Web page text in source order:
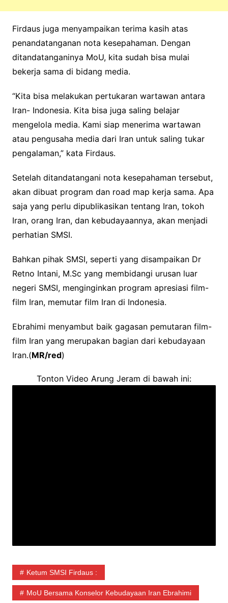
Firdaus juga menyampaikan terima kasih atas
penandatanganan nota kesepahaman. Dengan
ditandatanganinya MoU, kita sudah bisa mulai
bekerja sama di bidang media.
“Kita bisa melakukan pertukaran wartawan antara
Iran- Indonesia. Kita bisa juga saling belajar
mengelola media. Kami siap menerima wartawan
atau pengusaha media dari Iran untuk saling tukar
pengalaman,” kata Firdaus.
Setelah ditandatangani nota kesepahaman tersebut,
akan dibuat program dan road map kerja sama. Apa
saja yang perlu dipublikasikan tentang Iran, tokoh
Iran, orang Iran, dan kebudayaannya, akan menjadi
perhatian SMSI.
Bahkan pihak SMSI, seperti yang disampaikan Dr
Retno Intani, M.Sc yang membidangi urusan luar
negeri SMSI, menginginkan program apresiasi film-
film Iran, memutar film Iran di Indonesia.
Ebrahimi menyambut baik gagasan pemutaran film-
film Iran yang merupakan bagian dari kebudayaan
Iran.(MR/red)
Tonton Video Arung Jeram di bawah ini:
Ketum SMSI Firdaus :
MoU Bersama Konselor Kebudayaan Iran Ebrahimi